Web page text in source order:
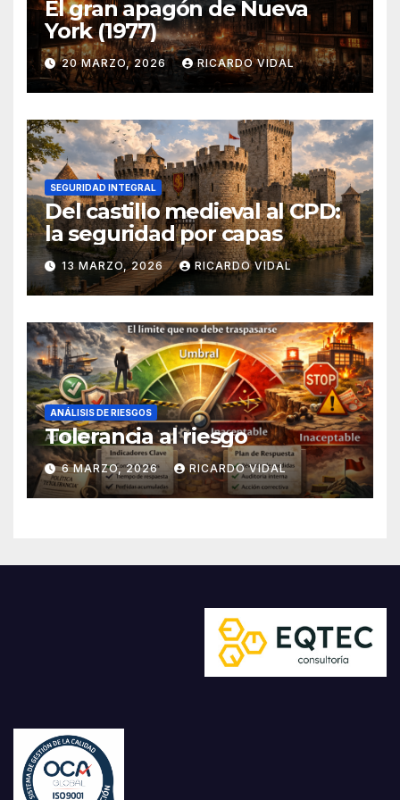
El gran apagón de Nueva
York (1977)
20 MARZO, 2026 RICARDO VIDAL
SEGURIDAD INTEGRAL
Del castillo medieval al CPD:
la seguridad por capas
13 MARZO, 2026 RICARDO VIDAL
ANÁLISIS DE RIESGOS
Tolerancia al riesgo
6 MARZO, 2026 RICARDO VIDAL